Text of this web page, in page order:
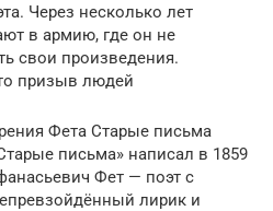
Через несколько лет
в армию, где он не
свои произведения.
призыв людей
Фета Старые письма
письма» написал в 1859
Фет — поэт с
лирик и